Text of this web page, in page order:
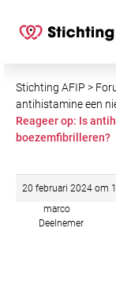
Stichting AFIP >
antihistamine een
Reageer op: Is
boezemfibrilleren?
20 februari 2024 om
marco
Deelnemer